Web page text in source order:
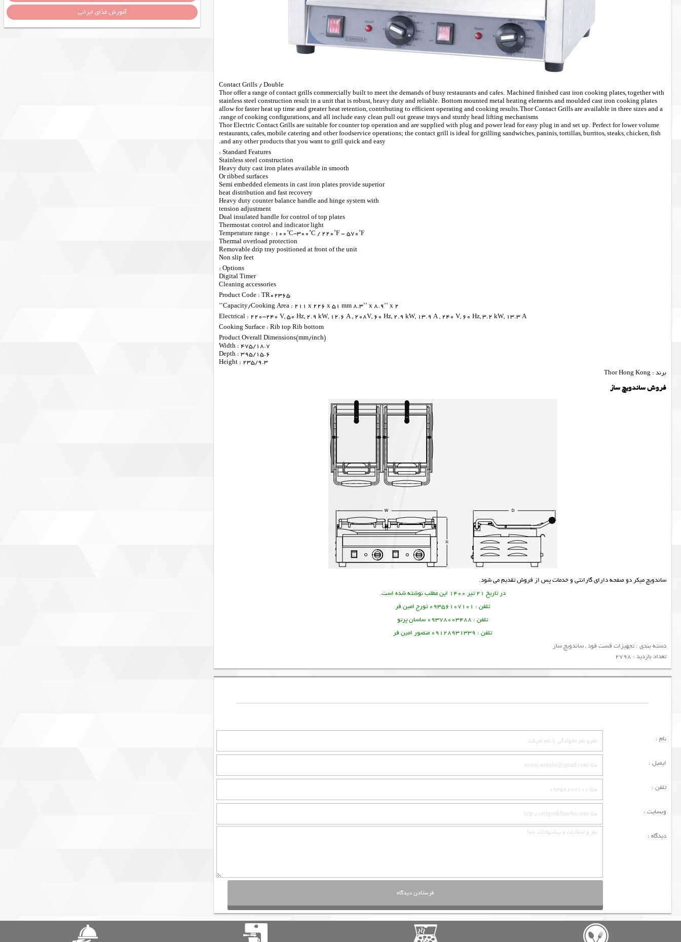
Contact Grills / Double
Thor offer a range of contact grills commercially built to meet the demands of busy restaurants and cafes. Machined finished cast iron cooking plates, together with
stainless steel construction result in a unit that is robust, heavy duty and reliable. Bottom mounted metal heating elements and moulded cast iron cooking plates
allow for faster heat up time and greater heat retention, contributing to efficient operating and cooking results.Thor Contact Grills are available in three sizes and a
range of cooking configurations, and all include easy clean pull out grease trays and sturdy head lifting mechanisms.
Thor Electric Contact Grills are suitable for counter top operation and are supplied with plug and power lead for easy plug in and set up. Perfect for lower volume
restaurants, cafes, mobile catering and other foodservice operations; the contact grill is ideal for grilling sandwiches, paninis, tortillas, burritos, steaks, chicken, fish
and any other products that you want to grill quick and easy.
Standard Features :
Stainless steel construction
Heavy duty cast iron plates available in smooth
Or ribbed surfaces
Semi embedded elements in cast iron plates provide superior
heat distribution and fast recovery
Heavy duty counter balance handle and hinge system with
tension adjustment
Dual insulated handle for control of top plates
Thermostat control and indicator light
Temperature range : 100˚C-300˚C / 220˚F – 570˚F
Thermal overload protection
Removable drip tray positioned at front of the unit
Non slip feet
Options :
Digital Timer
Cleaning accessories
Product Code : TR02365
Capacity/Cooking Area : 211 x 226 x 51 mm 8.3’’ x 8.9’’ x 2’’
Electrical : 220-240 V, 50 Hz, 2.9 kW, 12.6 A , 208V, 60 Hz, 2.9 kW, 13.9 A , 240 V, 60 Hz, 3.2 kW, 13.3 A
Cooking Surface : Rib top Rib bottom
Product Overall Dimensions(mm/inch)
Width : 475/18.7
Depth : 395/15.6
Height : 235/9.3
برند : Thor Hong Kong
فروش ساندویچ ساز
ساندويچ ميكر دو صفحه دارای گارانتی و خدمات پس از فروش تقدیم می شود.
در تاریخ 21 تیر 1400 این مطلب نوشته شده است.
تلفن : 09356107101 تورج امین فر
تلفن : 09378003488 ساسان پرتو
تلفن : 09128931339 منصور امین فر
دسته بندی :تجهیزات فست فود,ساندویچ ساز
تعداد بازدید : 2798
نام :
ایمیل :
تلفن :
وبسایت :
دیدگاه :
آموزش غذای ایرانی